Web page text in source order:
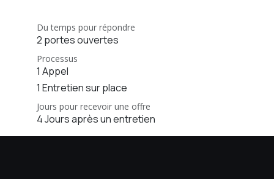
Du temps pour répondre
2 portes ouvertes
Processus
1 Appel
1 Entretien sur place
Jours pour recevoir une offre
4 Jours après un entretien